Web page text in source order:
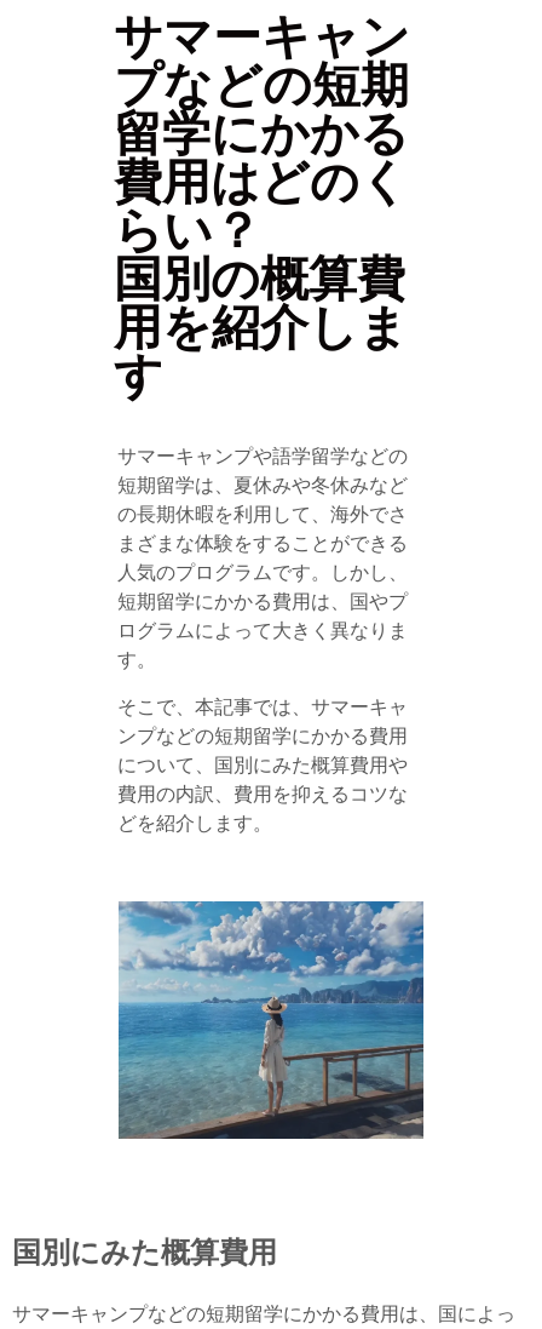
サマーキャン
プなどの短期
留学にかかる
費用はどのく
らい？
国別の概算費
用を紹介しま
す
サマーキャンプや語学留学などの
短期留学は、夏休みや冬休みなど
の長期休暇を利用して、海外でさ
まざまな体験をすることができる
人気のプログラムです。しかし、
短期留学にかかる費用は、国やプ
ログラムによって大きく異なりま
す。
そこで、本記事では、サマーキャ
ンプなどの短期留学にかかる費用
について、国別にみた概算費用や
費用の内訳、費用を抑えるコツな
どを紹介します。
国別にみた概算費用
サマーキャンプなどの短期留学にかかる費用は、国によっ